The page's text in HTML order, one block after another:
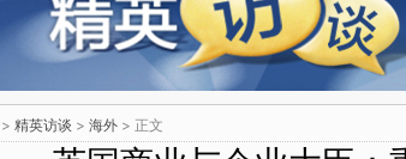
> 精英访谈 > 海外 > 正文